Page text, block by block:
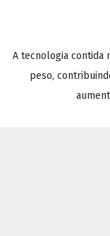
A tecnologia contida
peso,